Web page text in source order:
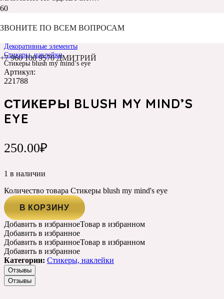
ЗВОНИТЕ ПО ВСЕМ ВОПРОСАМ
+7 960 100 9570 ДМИТРИЙ
Главная
Декоративные элементы
Стикеры, наклейки
Стикеры blush my mind’s eye
Артикул:
221788
СТИКЕРЫ BLUSH MY MIND’S
EYE
250.00₽
1 в наличии
Количество товара Стикеры blush my mind's eye
В КОРЗИНУ
Добавить в избранноеТовар в избранном
Добавить в избранное
Добавить в избранноеТовар в избранном
Добавить в избранное
Категории: Стикеры, наклейки
Отзывы
Отзывы